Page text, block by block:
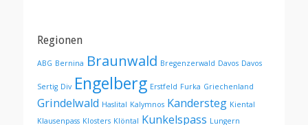
Regionen
ABG Bernina Braunwald Bregenzerwald Davos Davos
Sertig Div Engelberg Erstfeld Furka Griechenland
Grindelwald Haslital Kalymnos Kandersteg Kiental
Klausenpass Klosters Klöntal Kunkelspass Lungern